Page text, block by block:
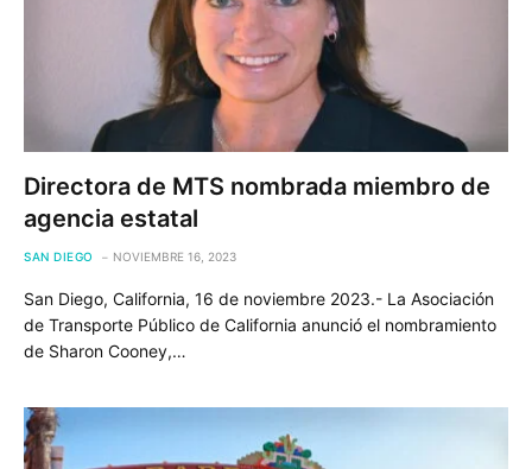
Directora de MTS nombrada miembro de
agencia estatal
SAN DIEGO NOVIEMBRE 16, 2023
San Diego, California, 16 de noviembre 2023.- La Asociación
de Transporte Público de California anunció el nombramiento
de Sharon Cooney,…